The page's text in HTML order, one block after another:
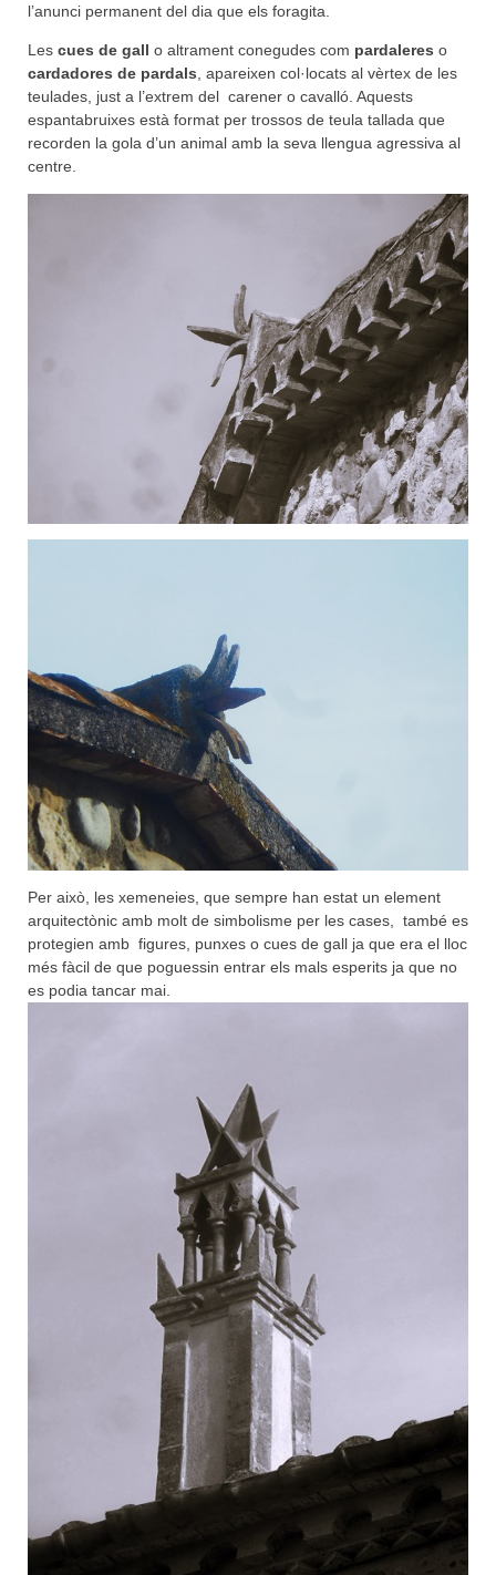
l’anunci permanent del dia que els foragita.
Les cues de gall o altrament conegudes com pardaleres o
cardadores de pardals , apareixen col·locats al vèrtex de les
teulades, just a l’extrem del carener o cavalló. Aquests
espantabruixes està format per trossos de teula tallada que
recorden la gola d’un animal amb la seva llengua agressiva al
centre.
Per això, les xemeneies, que sempre han estat un element
arquitectònic amb molt de simbolisme per les cases, també es
protegien amb figures, punxes o cues de gall ja que era el lloc
més fàcil de que poguessin entrar els mals esperits ja que no
es podia tancar mai.